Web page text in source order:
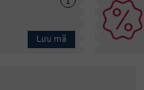
Lưu mã